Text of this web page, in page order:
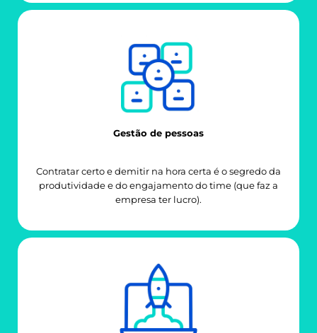
Gestão de pessoas
Contratar certo e demitir na hora certa é o segredo da
produtividade e do engajamento do time (que faz a
empresa ter lucro).